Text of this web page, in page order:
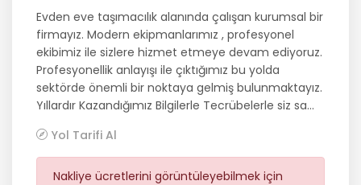
Evden eve taşımacılık alanında çalışan kurumsal bir
firmayız. Modern ekipmanlarımız , profesyonel
ekibimiz ile sizlere hizmet etmeye devam ediyoruz.
Profesyonellik anlayışı ile çıktığımız bu yolda
sektörde önemli bir noktaya gelmiş bulunmaktayız.
Yıllardır Kazandığımız Bilgilerle Tecrübelerle siz sa...
Yol Tarifi Al
Nakliye ücretlerini görüntüleyebilmek için